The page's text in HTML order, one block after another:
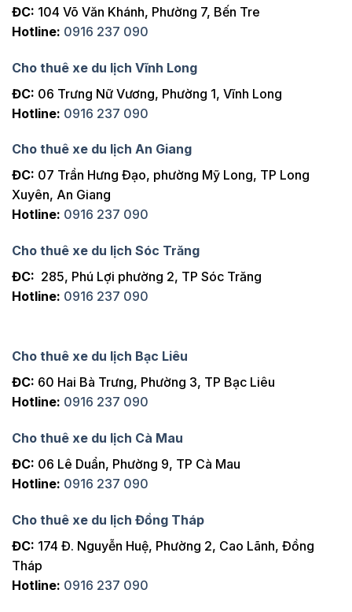
ĐC: 104 Võ Văn Khánh, Phường 7, Bến Tre
Hotline: 0916 237 090
Cho thuê xe du lịch Vĩnh Long
ĐC: 06 Trưng Nữ Vương, Phường 1, Vĩnh Long
Hotline: 0916 237 090
Cho thuê xe du lịch An Giang
ĐC: 07 Trần Hưng Đạo, phường Mỹ Long, TP Long
Xuyên, An Giang
Hotline: 0916 237 090
Cho thuê xe du lịch Sóc Trăng
ĐC: 285, Phú Lợi phường 2, TP Sóc Trăng
Hotline: 0916 237 090
Cho thuê xe du lịch Bạc Liêu
ĐC: 60 Hai Bà Trưng, Phường 3, TP Bạc Liêu
Hotline: 0916 237 090
Cho thuê xe du lịch Cà Mau
ĐC: 06 Lê Duẩn, Phường 9, TP Cà Mau
Hotline: 0916 237 090
Cho thuê xe du lịch Đồng Tháp
ĐC: 174 Đ. Nguyễn Huệ, Phường 2, Cao Lãnh, Đồng
Tháp
Hotline: 0916 237 090